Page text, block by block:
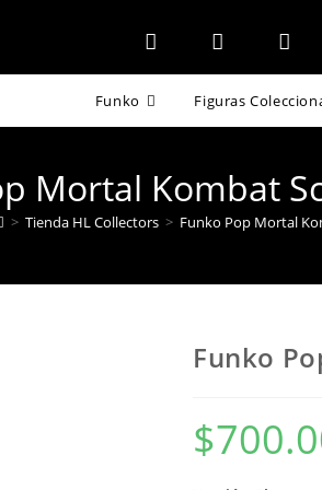
Funko Figuras
Mortal Kombat
> Tienda HL Collectors > Funko Pop Mortal
Funko
$